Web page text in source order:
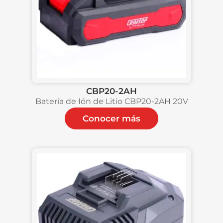
CBP20-2AH
Batería de Ión de Litio CBP20-2AH 20V
Conocer más